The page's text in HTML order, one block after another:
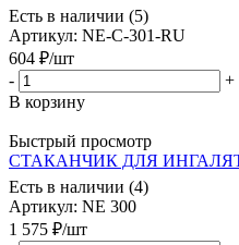
Есть в наличии (5)
Артикул: NE-C-301-RU
604 ₽/шт
-
+
В корзину
Быстрый просмотр
СТАКАНЧИК ДЛЯ
Есть в наличии (4)
Артикул: NE 300
1 575 ₽/шт